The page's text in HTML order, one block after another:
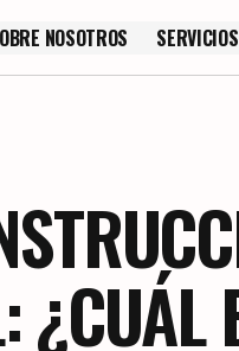
NOSOTROS
NOSOTROS
SERVICIOS